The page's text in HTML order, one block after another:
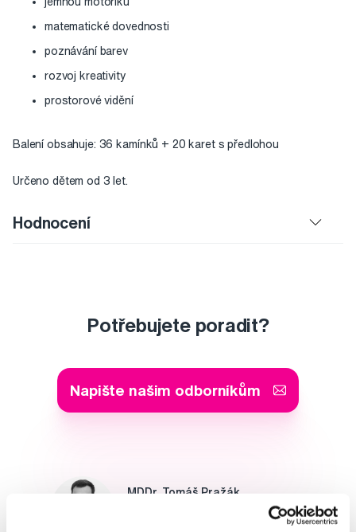
matematické dovednosti
poznávání barev
rozvoj kreativity
prostorové vidění
Balení obsahuje: 36 kamínků + 20 karet s předlohou
Určeno dětem od 3 let.
Hodnocení
Potřebujete poradit?
Napište našim odborníkům
MDDr. Tomáš Pražák